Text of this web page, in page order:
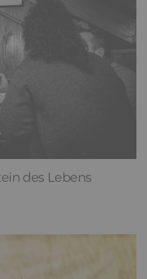
des Lebens